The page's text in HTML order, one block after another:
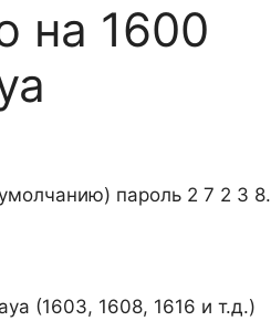
на 1600
пароль 2 7 2 3 8.
(1603, 1608, 1616 и т.д.)